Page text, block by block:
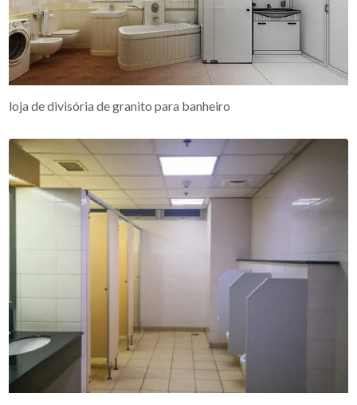
loja de divisória de granito para banheiro